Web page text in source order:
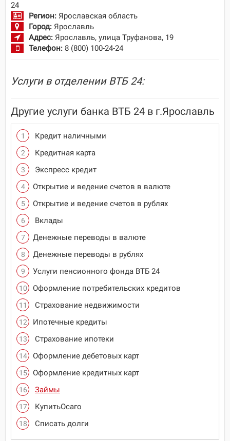
24
Регион: Ярославская область
Город: Ярославль
Адрес: Ярославль, улица Труфанова, 19
Телефон: 8 (800) 100-24-24
Услуги в отделении ВТБ 24:
Другие услуги банка ВТБ 24 в г.Ярославль
Кредит наличными
Кредитная карта
Экспресс кредит
Открытие и ведение счетов в валюте
Открытие и ведение счетов в рублях
Вклады
Денежные переводы в валюте
Денежные переводы в рублях
Услуги пенсионного фонда ВТБ 24
Оформление потребительских кредитов
Страхование недвижимости
Ипотечные кредиты
Страхование ипотеки
Оформление дебетовых карт
Оформление кредитных карт
Займы
КупитьОсаго
Списать долги